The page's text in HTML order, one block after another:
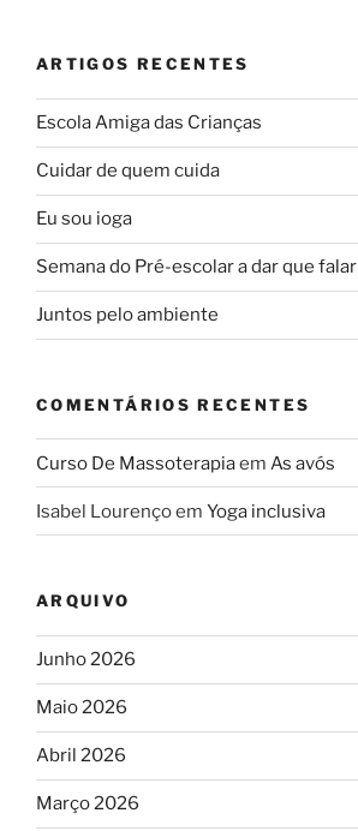
ARTIGOS RECENTES
Escola Amiga das Crianças
Cuidar de quem cuida
Eu sou ioga
Semana do Pré-escolar a dar que falar
Juntos pelo ambiente
COMENTÁRIOS RECENTES
Curso De Massoterapiaem As avós
Isabel Lourençoem Yoga inclusiva
ARQUIVO
Junho 2026
Maio 2026
Abril 2026
Março 2026